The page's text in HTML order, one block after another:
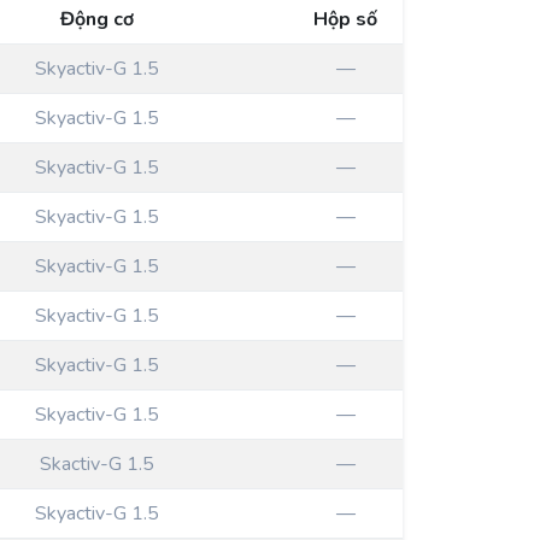
Động cơ
Hộp số
Skyactiv-G 1.5
—
Skyactiv-G 1.5
—
Skyactiv-G 1.5
—
Skyactiv-G 1.5
—
Skyactiv-G 1.5
—
Skyactiv-G 1.5
—
Skyactiv-G 1.5
—
Skyactiv-G 1.5
—
Skactiv-G 1.5
—
Skyactiv-G 1.5
—